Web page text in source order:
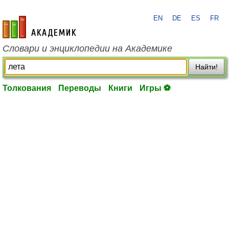
academic.ru
EN DE ES FR
Словари и энциклопедии на Академике
Найти!
Толкования Переводы Книги Игры ⚽